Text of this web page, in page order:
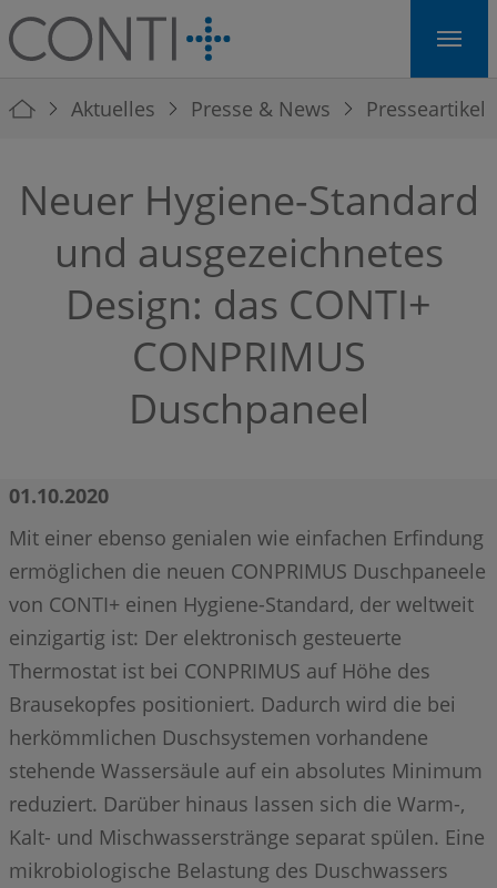
Skip to main navigation
Skip to main content
Skip to page footer
You are here:
Aktuelles Presse & News Presseartikel
Neuer Hygiene-Standard
und ausgezeichnetes
Design: das CONTI+
CONPRIMUS
Duschpaneel
01.10.2020
Mit einer ebenso genialen wie einfachen Erfindung
ermöglichen die neuen CONPRIMUS Duschpaneele
von CONTI+ einen Hygiene-Standard, der weltweit
einzigartig ist: Der elektronisch gesteuerte
Thermostat ist bei CONPRIMUS auf Höhe des
Brausekopfes positioniert. Dadurch wird die bei
herkömmlichen Duschsystemen vorhandene
stehende Wassersäule auf ein absolutes Minimum
reduziert. Darüber hinaus lassen sich die Warm-,
Kalt- und Mischwasserstränge separat spülen. Eine
mikrobiologische Belastung des Duschwassers